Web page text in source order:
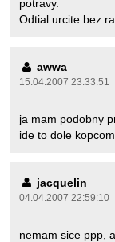
potravy.
Odtial urcite bez
awwa
15.04.2007 23:33:51
ja mam podobny
ide to dole
jacquelin
04.04.2007 22:59:10
nemam sice ppp,